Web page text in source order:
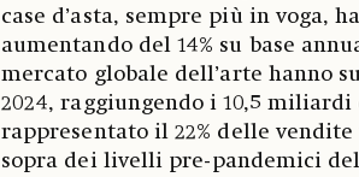
case d’asta, sempre più in voga,
aumentando del 14% su base
mercato globale dell’arte hanno
2024, raggiungendo i 10,5
rappresentato il 22% delle
sopra dei livelli pre-pandemici del